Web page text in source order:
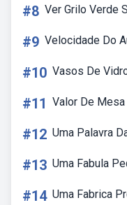
#8 Ver Grilo Verde
#9 Velocidade Do
#10 Vasos De
#11 Valor De
#12 Uma Palavra
#13 Uma Fabula
#14 Uma Fabrica